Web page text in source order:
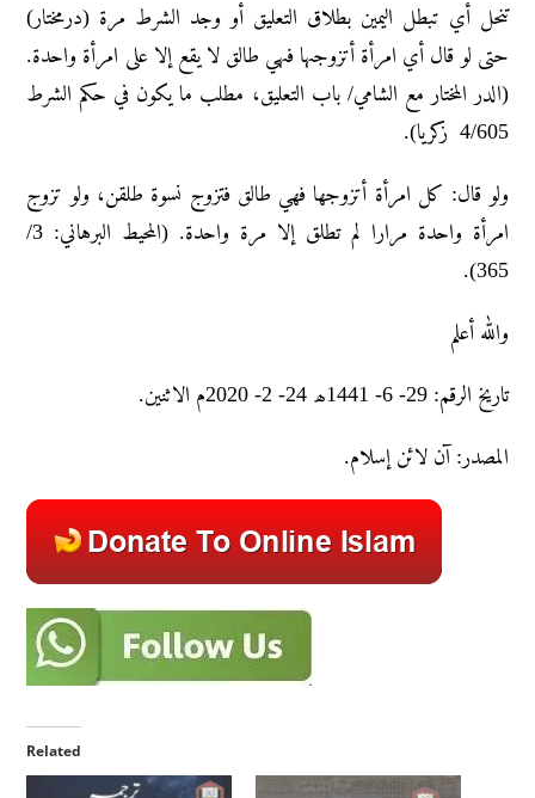
تنحل أي تبطل الیمین بطلاق التعلیق أو وجد الشرط مرة (درمختار)
حتی لو قال أي امرأة أتزوجہا فہي طالق لا یقع إلا علی امرأة واحدة.
(الدر المختار مع الشامي/ باب التعلیق، مطلب ما یکون في حکم الشرط
4/605 زکریا).
ولو قال: كل امرأة أتزوجها فهي طالق فتزوج نسوة طلقن، ولو تزوج
امرأة واحدة مرارا لم تطلق إلا مرة واحدة. (المحيط البرهاني: 3/
365).
والله أعلم
تاريخ الرقم: 29- 6- 1441ھ 24- 2- 2020م الاثنین.
المصدر: آن لائن إسلام.
Related